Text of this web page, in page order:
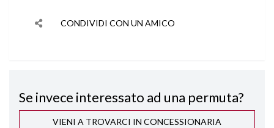
KEYLESS GO
CONDIVIDI CON UN AMICO
Se invece interessato ad una permuta?
VIENI A TROVARCI IN CONCESSIONARIA